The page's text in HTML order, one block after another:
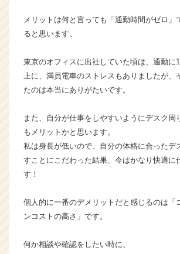
ト
キ
ャ
リ
ア
h
e
e
r
C
e
e
メリットは何と言っても「通勤時間がゼロ」
ると思います。
東京のオフィスに出社していた頃は、通勤に
上に、満員電車のストレスもありましたが、
たのは本当にありがたいです。
また、自分が仕事をしやすいようにデスク周
もメリットかと思います。
私は身長が低いので、自分の体格に合ったデ
すことにこだわった結果、今はかなり快適に
す！
個人的に一番のデメリットだと感じるのは「
ンコストの高さ」です。
何か相談や確認をしたい時に、